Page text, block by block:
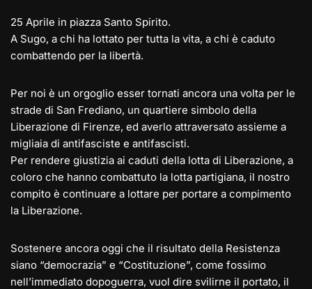
25 Aprile in piazza Santo Spirito.
A Sugo, a chi ha lottato per tutta la vita, a chi è caduto
combattendo per la libertà.
Per noi è un orgoglio esser tornati ancora una volta per le
strade di San Frediano, un quartiere simbolo della
Liberazione di Firenze, ed averlo attraversato assieme a
migliaia di antifasciste e antifascisti.
Per rendere giustizia ai caduti della lotta di Liberazione, a
coloro che hanno combattuto la lotta partigiana, il nostro
compito è continuare a lottare per portare a compimento
la Liberazione.
Sostenere ancora oggi che il risultato della Resistenza
siano “democrazia” e “Costituzione”, come fossimo
nell’immediato dopoguerra, vuol dire svilirne il portato, il